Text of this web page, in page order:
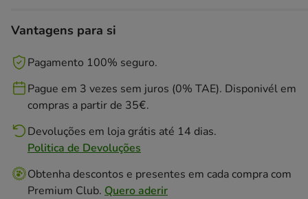
Vantagens para si
Pagamento 100% seguro.
Pague em 3 vezes sem juros (0% TAE). Disponivél em
compras a partir de 35€.
Devoluções em loja grátis até 14 dias.
Politica de Devoluções
Obtenha descontos e presentes em cada compra com
Premium Club. Quero aderir